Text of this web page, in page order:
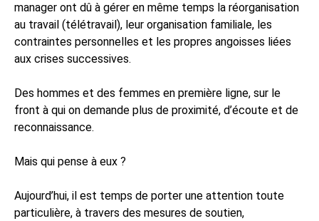
manager ont dû à gérer en même temps la réorganisation
au travail (télétravail), leur organisation familiale, les
contraintes personnelles et les propres angoisses liées
aux crises successives.
Des hommes et des femmes en première ligne, sur le
front à qui on demande plus de proximité, d’écoute et de
reconnaissance.
Mais qui pense à eux ?
Aujourd’hui, il est temps de porter une attention toute
particulière, à travers des mesures de soutien,